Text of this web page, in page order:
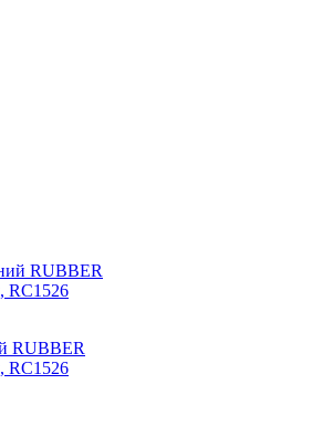
RUBBER
RC1526